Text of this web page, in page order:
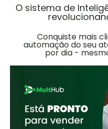
O sistema de
Conquiste mais
automação do seu
por dia -